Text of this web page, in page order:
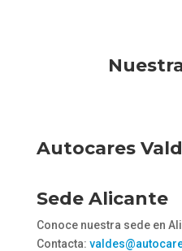
Autocares
Sede Alicante
Conoce nuestra sede en
Contacta: